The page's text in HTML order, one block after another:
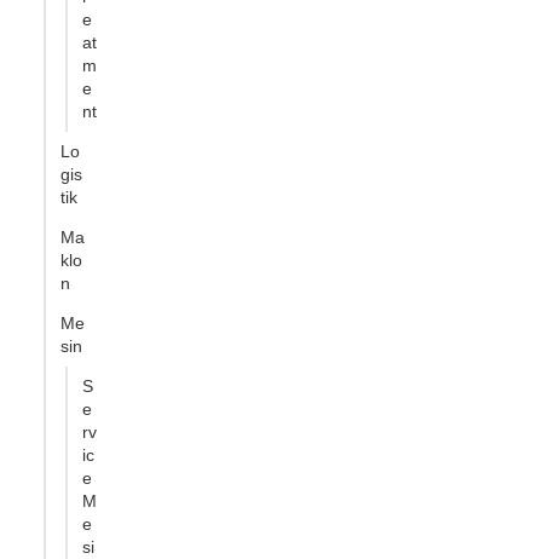
e
at
m
e
nt
Lo
gis
tik
Ma
klo
n
Me
sin
S
e
rv
ic
e
M
e
si